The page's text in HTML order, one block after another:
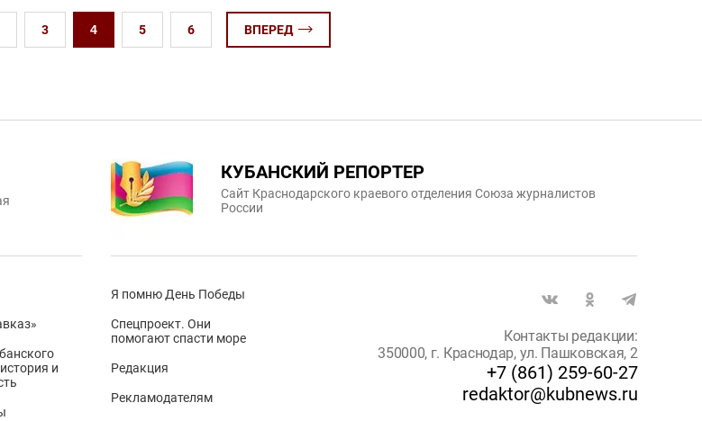
3 4 5 6 ВПЕРЕД
КУБАНСКИЙ РЕПОРТЕР
Сайт Краснодарского краевого отделения Союза журналистов
России
и
Я помню День Победы
Спецпроект. Они
помогают спасти море
Редакция
Рекламодателям
Контакты редакции:
350000, г. Краснодар, ул. Пашковская, 2
+7 (861) 259-60-27
redaktor@kubnews.ru